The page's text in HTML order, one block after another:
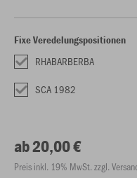
Fixe Veredelungspositionen
RHABARBERBA
SCA 1982
ab 20,00 €
Preis inkl. 19% MwSt. zzgl.